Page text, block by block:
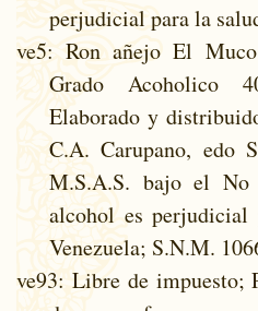
perjudicial para la
ve5: Ron añejo El
Grado Acoholico
Elaborado y
C.A. Carupano, edo
M.S.A.S. bajo el
alcohol es
Venezuela; S.N.M.
ve93: Libre de impuesto;